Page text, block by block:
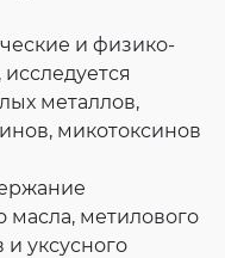
и физико-
металлов,
микотоксинов
масла, метилового
уксусного